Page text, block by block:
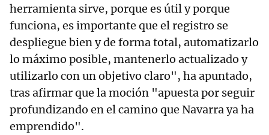
herramienta sirve, porque es útil y porque
funciona, es importante que el registro se
despliegue bien y de forma total, automatizarlo
lo máximo posible, mantenerlo actualizado y
utilizarlo con un objetivo claro", ha apuntado,
tras afirmar que la moción "apuesta por seguir
profundizando en el camino que Navarra ya ha
emprendido".